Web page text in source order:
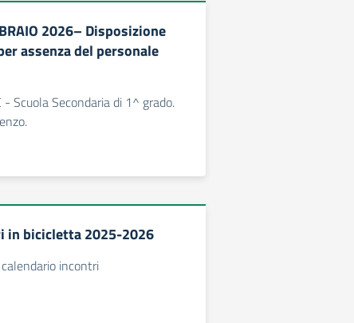
2026– Disposizione
assenza del personale
Scuola Secondaria di 1^ grado.
in bicicletta 2025-2026
incontri